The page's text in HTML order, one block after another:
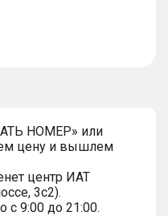
НОМЕР» или
цену и вышлем
центр ИАТ
3с2).
с 9:00 до 21:00.